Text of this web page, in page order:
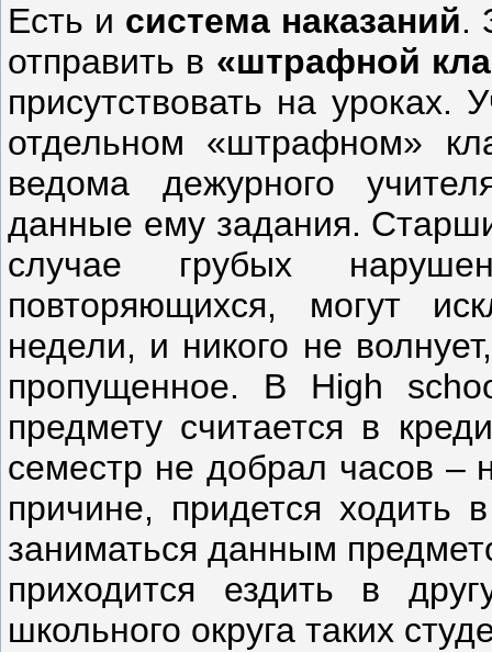
Есть и система наказаний.
отправить в «штрафной
присутствовать на уроках.
отдельном «штрафном»
ведома дежурного
данные ему задания.
случае грубых
повторяющихся, могут
недели, и никого не
пропущенное. В High
предмету считается в
семестр не добрал часов –
причине, придется
заниматься данным
приходится ездить в
школьного округа таких